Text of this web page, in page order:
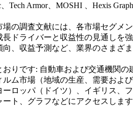
Tech Armor、MOSHI 、Hexis
の調査文献には、各市場セグメ
ドライバーと収益性の見通しを
、収益予測など、業界のさま
りです: 自動車および交通機関
ム市場（地域の生産、需要およ
ーロッパ（ドイツ）、イギリス
、グラフなどにアクセスします。